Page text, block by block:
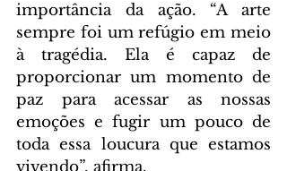
importância da ação. “A arte
sempre foi um refúgio em meio
à tragédia. Ela é capaz de
proporcionar um momento de
paz para acessar as nossas
emoções e fugir um pouco de
toda essa loucura que estamos
vivendo”, afirma.